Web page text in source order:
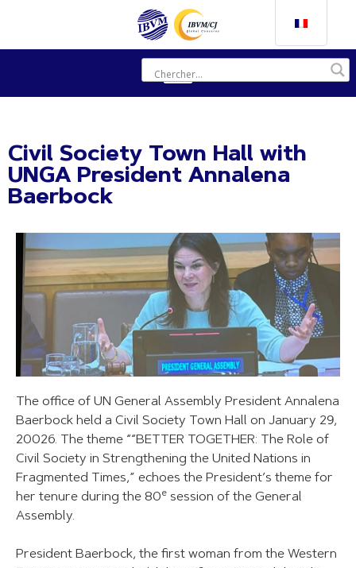
Civil Society Town Hall with
UNGA President Annalena
Baerbock
The office of UN General Assembly President Annalena
Baerbock held a Civil Society Town Hall on January 29,
20026. The theme ““BETTER TOGETHER: The Role of
Civil Society in Strengthening the United Nations in
Fragmented Times,” echoes the President’s theme for
her tenure during the 80e session of the General
Assembly.
President Baerbock, the first woman from the Western